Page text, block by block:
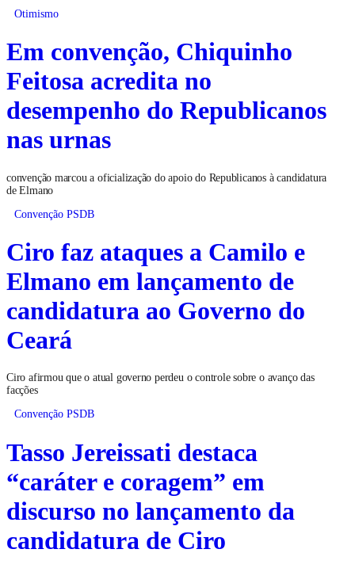
Otimismo
Em convenção, Chiquinho
Feitosa acredita no
desempenho do Republicanos
nas urnas
convenção marcou a oficialização do apoio do Republicanos à candidatura
de Elmano
Convenção PSDB
Ciro faz ataques a Camilo e
Elmano em lançamento de
candidatura ao Governo do
Ceará
Ciro afirmou que o atual governo perdeu o controle sobre o avanço das
facções
Convenção PSDB
Tasso Jereissati destaca
“caráter e coragem” em
discurso no lançamento da
candidatura de Ciro